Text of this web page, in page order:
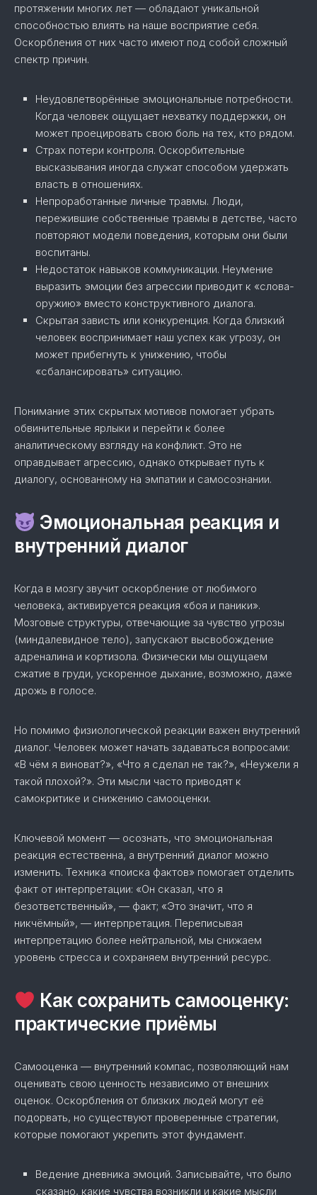
протяжении многих лет — обладают уникальной
способностью влиять на наше восприятие себя.
Оскорбления от них часто имеют под собой сложный
спектр причин.
Неудовлетворённые эмоциональные потребности.
Когда человек ощущает нехватку поддержки, он
может проецировать свою боль на тех, кто рядом.
Страх потери контроля. Оскорбительные
высказывания иногда служат способом удержать
власть в отношениях.
Непроработанные личные травмы. Люди,
пережившие собственные травмы в детстве, часто
повторяют модели поведения, которым они были
воспитаны.
Недостаток навыков коммуникации. Неумение
выразить эмоции без агрессии приводит к «слова-
оружию» вместо конструктивного диалога.
Скрытая зависть или конкуренция. Когда близкий
человек воспринимает наш успех как угрозу, он
может прибегнуть к унижению, чтобы
«сбалансировать» ситуацию.
Понимание этих скрытых мотивов помогает убрать
обвинительные ярлыки и перейти к более
аналитическому взгляду на конфликт. Это не
оправдывает агрессию, однако открывает путь к
диалогу, основанному на эмпатии и самосознании.
Эмоциональная реакция и
внутренний диалог
Когда в мозгу звучит оскорбление от любимого
человека, активируется реакция «боя и паники».
Мозговые структуры, отвечающие за чувство угрозы
(миндалевидное тело), запускают высвобождение
адреналина и кортизола. Физически мы ощущаем
сжатие в груди, ускоренное дыхание, возможно, даже
дрожь в голосе.
Но помимо физиологической реакции важен внутренний
диалог. Человек может начать задаваться вопросами:
«В чём я виноват?», «Что я сделал не так?», «Неужели я
такой плохой?». Эти мысли часто приводят к
самокритике и снижению самооценки.
Ключевой момент — осознать, что эмоциональная
реакция естественна, а внутренний диалог можно
изменить. Техника «поиска фактов» помогает отделить
факт от интерпретации: «Он сказал, что я
безответственный», — факт; «Это значит, что я
никчёмный», — интерпретация. Переписывая
интерпретацию более нейтральной, мы снижаем
уровень стресса и сохраняем внутренний ресурс.
Как сохранить самооценку:
практические приёмы
Самооценка — внутренний компас, позволяющий нам
оценивать свою ценность независимо от внешних
оценок. Оскорбления от близких людей могут её
подорвать, но существуют проверенные стратегии,
которые помогают укрепить этот фундамент.
Ведение дневника эмоций. Записывайте, что было
сказано, какие чувства возникли и какие мысли